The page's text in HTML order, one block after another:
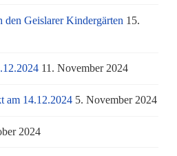
den Geislarer Kindergärten 15.
11. November 2024
am 14.12.2024 5. November 2024
2024